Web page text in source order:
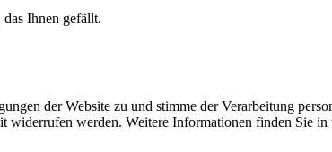
Ihnen gefällt.
der Website zu und stimme der Verarbeitung
werden. Weitere Informationen finden Sie in